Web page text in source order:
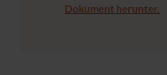
Dokument herunter.